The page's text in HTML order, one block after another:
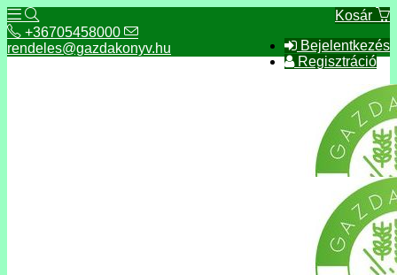
Kosár
Bejelentkezés
Regisztráció
+36705458000
rendeles@gazdakonyv.hu